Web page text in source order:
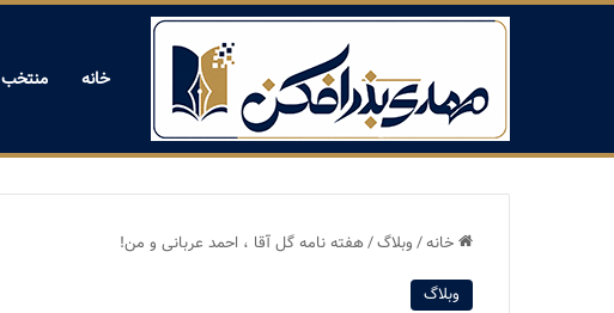
خانه منتخب
خانه/وبلاگ/هفته نامه گل آقا ، احمد عربانی و من!
وبلاگ